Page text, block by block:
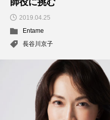
師役に挑む
2019.04.25
Entame
長谷川京子